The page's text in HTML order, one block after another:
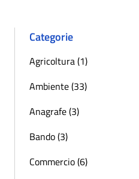
Categorie
Agricoltura (1)
Ambiente (33)
Anagrafe (3)
Bando (3)
Commercio (6)